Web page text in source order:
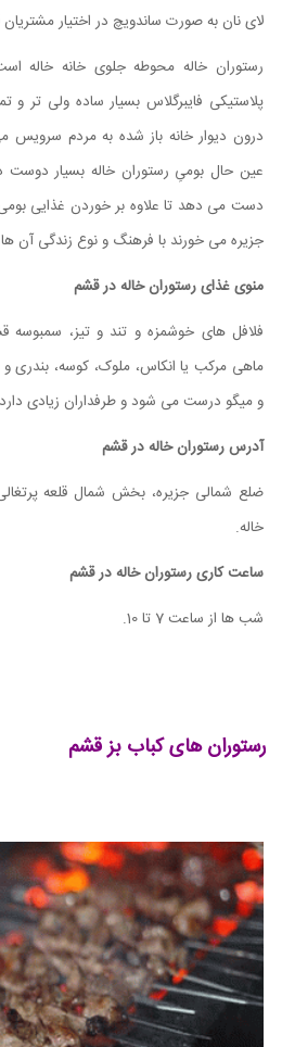
لای نان به صورت ساندویچ در اختیار
رستوران خاله محوطه جلوی خانه خاله
پلاستیکی فایبرگلاس بسیار ساده ولی تر و
درون دیوار خانه باز شده به مردم
عین حال بومیِ رستوران خاله بسیار
دست می دهد تا علاوه بر خوردن غذایی
جزیره می خورند با فرهنگ و نوع زندگی آن ها
منوی غذای رستوران خاله در قشم
فلافل های خوشمزه و تند و تیز، سمبوسه
ماهی مرکب یا انکاس، ملوک، کوسه، بندری
و میگو درست می شود و طرفداران زیادی
آدرس رستوران خاله در قشم
ضلع شمالی جزیره، بخش شمال قلعه
خاله.
ساعت کاری رستوران خاله در قشم
شب ها از ساعت 7 تا 10.
رستوران های کباب بز قشم